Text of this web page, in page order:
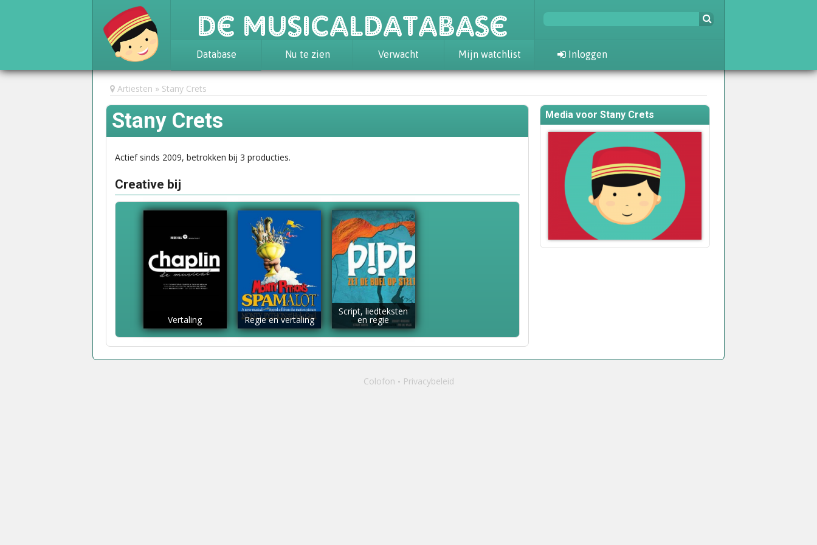
De Musicaldatabase
Database
Achtergrond
Awards
Statistieken
Nu te zien Verwacht Mijn watchlist Inloggen
Artiesten Stany Crets
Stany Crets
Actief sinds 2009, betrokken bij 3 producties.
Creative bij
Vertaling Regie en vertaling
Script, liedteksten
en regie
Media voor Stany Crets
Colofon Privacybeleid